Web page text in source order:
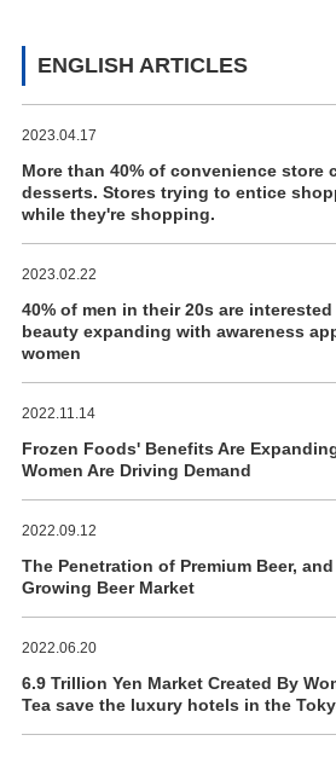
ENGLISH ARTICLES
2023.04.17
More than 40% of convenience store
desserts. Stores trying to entice
while they're shopping.
2023.02.22
40% of men in their 20s are
beauty expanding with awareness
women
2022.11.14
Frozen Foods' Benefits Are
Women Are Driving Demand
2022.09.12
The Penetration of Premium Beer,
Growing Beer Market
2022.06.20
6.9 Trillion Yen Market Created By
Tea save the luxury hotels in the